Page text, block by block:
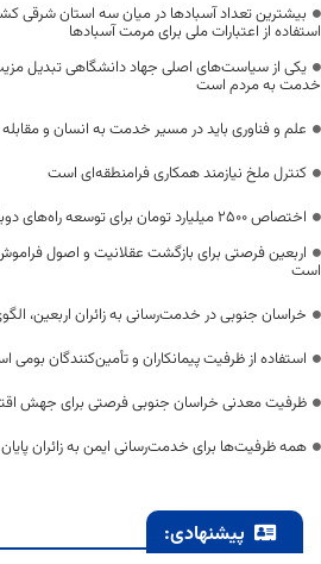
بیشترین تعداد آسبادها در میان سه استان شرقی
استفاده از اعتبارات ملی برای مرمت آسبادها
یکی از سیاست‌های اصلی جهاد دانشگاهی تبدیل
خدمت به مردم است
علم و فناوری باید در مسیر خدمت به انسان و
کنترل ملخ نیازمند همکاری فرامنطقه‌ای است
اختصاص 2500 میلیارد تومان برای توسعه راه‌های دوبانده خراسان جنوبی
اربعین فرصتی برای بازگشت عقلانیت و اصول
است
خراسان جنوبی در خدمت‌رسانی به زائران اربعین،
استفاده از ظرفیت پیمانکاران و تأمین‌کنندگان بومی
ظرفیت معدنی خراسان جنوبی فرصتی برای جهش
همه ظرفیت‌ها برای خدمت‌رسانی ایمن به زائران
پیشنهادی: